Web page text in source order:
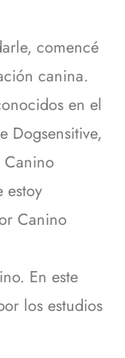
comencé
canina.
en el
Dogsensitive,
Canino
estoy
Canino
En este
los estudios